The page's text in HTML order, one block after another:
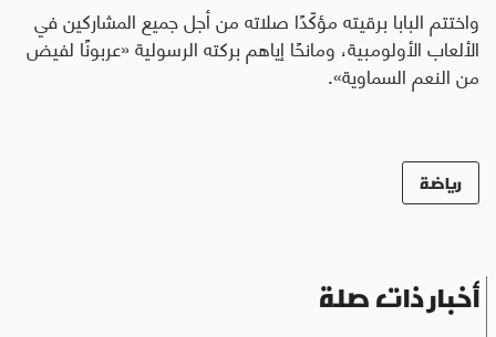
واختتم البابا برقيته مؤكّدًا صلاته من أجل جميع المشاركين في
الألعاب الأولومبية، ومانحًا إياهم بركته الرسولية «عربونًا لفيض
من النعم السماوية».
رياضة
أخبار ذات صلة